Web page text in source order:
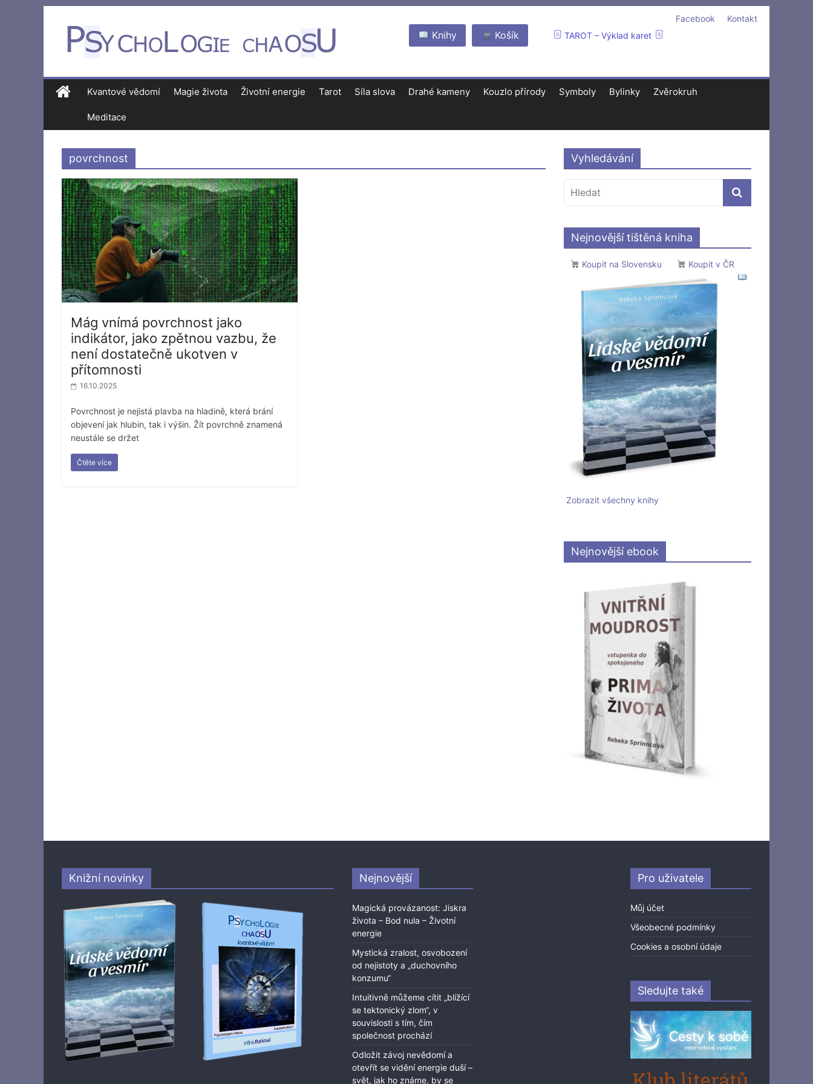
Kontakt
Facebook
TAROT – Výklad karet
Košík
Knihy
Kvantové vědomí Magie života Životní energie Tarot Síla slova Drahé kameny Kouzlo přírody Symboly Bylinky Zvěrokruh
Meditace
povrchnost
Mág vnímá povrchnost jako
indikátor, jako zpětnou vazbu, že
není dostatečně ukotven v
přítomnosti
16.10.2025
Povrchnost je nejistá plavba na hladině, která brání
objevení jak hlubin, tak i výšin. Žít povrchně znamená
neustále se držet
Čtěte více
Vyhledávání
Nejnovější tištěná kniha
Koupit na Slovensku Koupit v ČR
Zobrazit všechny knihy
Nejnovější ebook
Knižní novinky Nejnovější
Magická provázanost: Jiskra
života – Bod nula – Životní
energie
Mystická zralost, osvobození
od nejistoty a „duchovního
konzumu“
Intuitivně můžeme cítit „blížící
se tektonický zlom“, v
souvislosti s tím, čím
společnost prochází
Odložit závoj nevědomí a
otevřít se vidění energie duší –
svět, jak ho známe, by se
Pro uživatele
Můj účet
Všeobecné podmínky
Cookies a osobní údaje
Sledujte také